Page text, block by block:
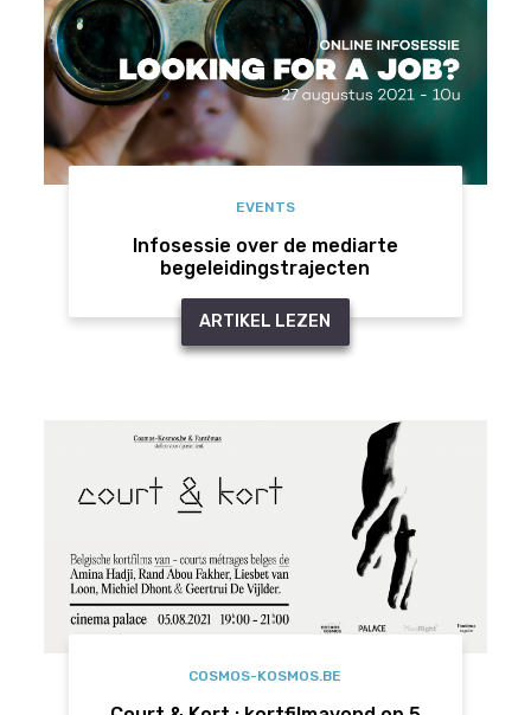
EVENTS
Infosessie over de mediarte
begeleidingstrajecten
ARTIKEL LEZEN
COSMOS-KOSMOS.BE